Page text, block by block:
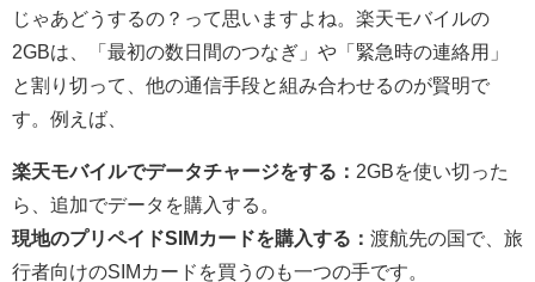
じゃあどうするの？って思いますよね。楽天モバイルの
2GBは、「最初の数日間のつなぎ」や「緊急時の連絡用」
と割り切って、他の通信手段と組み合わせるのが賢明で
す。例えば、
楽天モバイルでデータチャージをする： 2GBを使い切った
ら、追加でデータを購入する。
現地のプリペイドSIMカードを購入する： 渡航先の国で、旅
行者向けのSIMカードを買うのも一つの手です。